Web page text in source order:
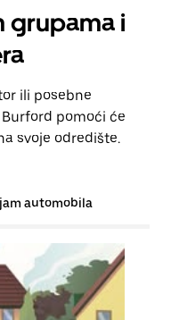
grupama i
ili posebne
pomoći će
svoje odredište.
automobila